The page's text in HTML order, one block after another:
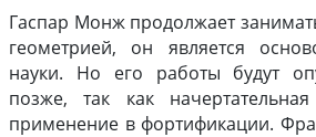
Гаспар Монж продолжает
геометрией, он является
науки. Но его работы будут
позже, так как
применение в фортификации.